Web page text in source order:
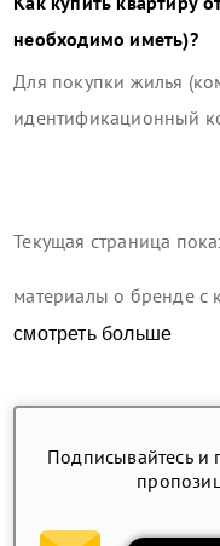
необходимо иметь)?
Для покупки жилья
идентификационный
Текущая страница
материалы о бренде с
смотреть больше
Подписывайтесь